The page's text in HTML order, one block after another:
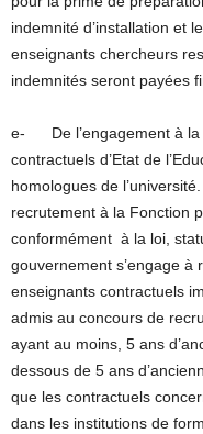
indemnité d’installation et
enseignants chercheurs
indemnités seront payées
e- De l’engagement à la
contractuels d’Etat de
homologues de
recrutement à la Fonction
conformément à la loi,
gouvernement s’engage à
enseignants contractuels
admis au concours de
ayant au moins, 5 ans
dessous de 5 ans
que les contractuels
dans les institutions de